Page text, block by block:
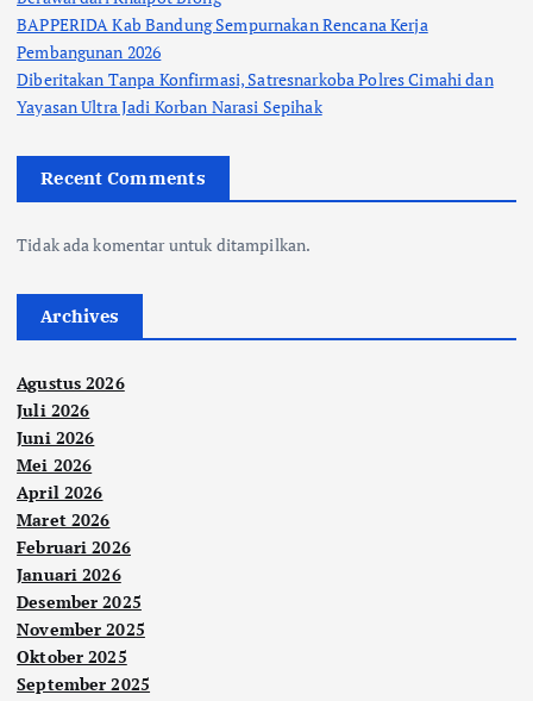
BAPPERIDA Kab Bandung Sempurnakan Rencana Kerja
Pembangunan 2026
Diberitakan Tanpa Konfirmasi, Satresnarkoba Polres Cimahi dan
Yayasan Ultra Jadi Korban Narasi Sepihak
Recent Comments
Tidak ada komentar untuk ditampilkan.
Archives
Agustus 2026
Juli 2026
Juni 2026
Mei 2026
April 2026
Maret 2026
Februari 2026
Januari 2026
Desember 2025
November 2025
Oktober 2025
September 2025